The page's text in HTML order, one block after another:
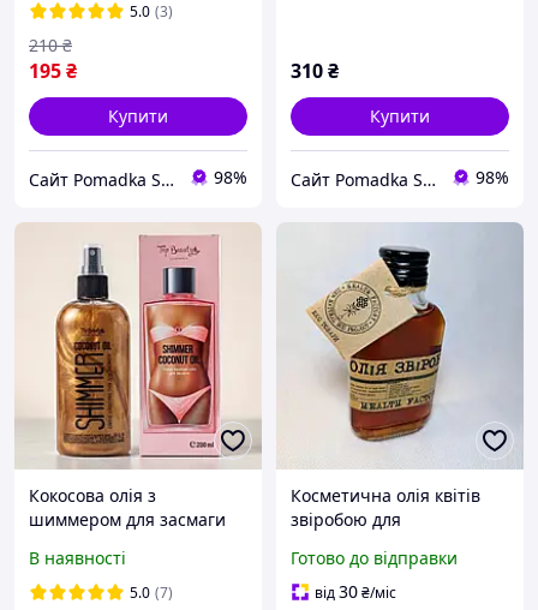
5.0 (3)
195₴
210 ₴
Купити
Сайт Pomadka Shop 98%
310₴
Купити
Сайт Pomadka Shop 98%
Кокосова олія з
шиммером для засмаги
Coconut Oil, 200 ml
В наявності
5.0 (7)
Косметична олія квітів
звіробою для
мл Масляний екстракт
звіробою для шкіри
Готово до відправки
від30₴/міс